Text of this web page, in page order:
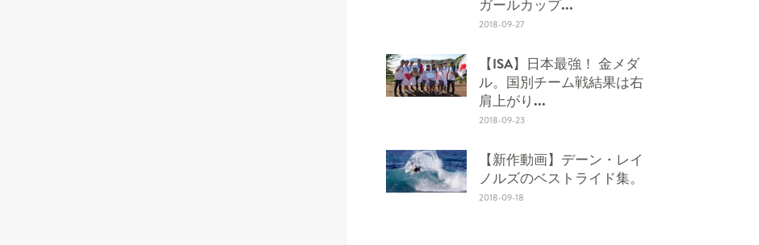
ガールカップ...
2018-09-27
【ISA】日本最強！ 金メダ
ル。国別チーム戦結果は右
肩上がり...
2018-09-23
【新作動画】デーン・レイ
ノルズのベストライド集。
2018-09-18